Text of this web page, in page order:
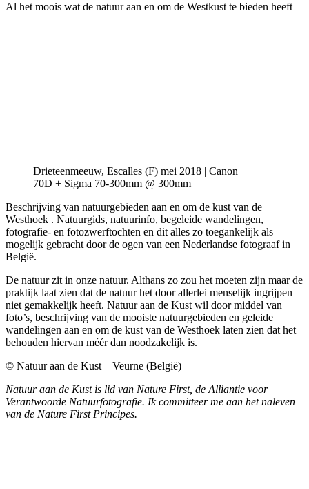
Al het moois wat de natuur aan en om de Westkust te bieden heeft
Drieteenmeeuw, Escalles (F) mei 2018 | Canon
70D + Sigma 70-300mm @ 300mm
Beschrijving van natuurgebieden aan en om de kust van de
Westhoek . Natuurgids, natuurinfo, begeleide wandelingen,
fotografie- en fotozwerftochten en dit alles zo toegankelijk als
mogelijk gebracht door de ogen van een Nederlandse fotograaf in
België.
De natuur zit in onze natuur. Althans zo zou het moeten zijn maar de
praktijk laat zien dat de natuur het door allerlei menselijk ingrijpen
niet gemakkelijk heeft. Natuur aan de Kust wil door middel van
foto’s, beschrijving van de mooiste natuurgebieden en geleide
wandelingen aan en om de kust van de Westhoek laten zien dat het
behouden hiervan méér dan noodzakelijk is.
© Natuur aan de Kust – Veurne (België)
Natuur aan de Kust is lid van Nature First, de Alliantie voor
Verantwoorde Natuurfotografie. Ik committeer me aan het naleven
van de Nature First Principes.